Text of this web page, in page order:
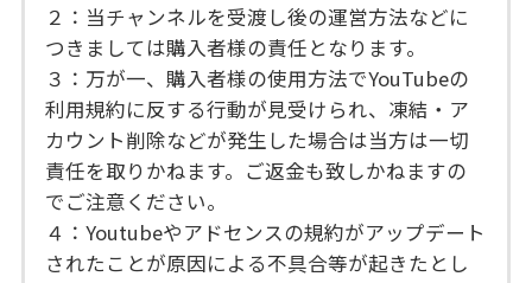
２：当チャンネルを受渡し後の運営方法などに
つきましては購入者様の責任となります。
３：万が一、購入者様の使用方法でYouTubeの
利用規約に反する行動が見受けられ、凍結・ア
カウント削除などが発生した場合は当方は一切
責任を取りかねます。ご返金も致しかねますの
でご注意ください。
４：Youtubeやアドセンスの規約がアップデート
されたことが原因による不具合等が起きたとし